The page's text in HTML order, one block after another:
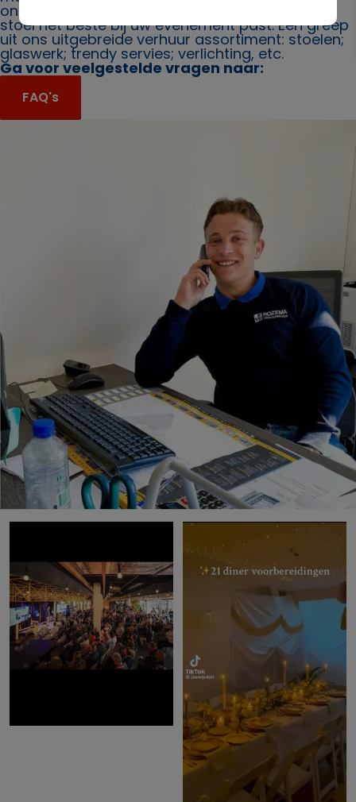
ons. Ook bieden wij u graag advies over welke
stoel het beste bij uw evenement past. Een greep
uit ons uitgebreide verhuur assortiment: stoelen;
glaswerk; trendy servies; verlichting, etc.
Ga voor veelgestelde vragen naar:
FAQ's